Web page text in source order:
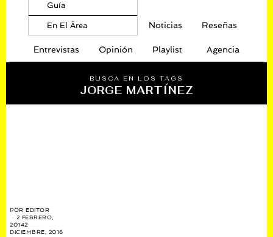
Guía
En El Área Noticias Reseñas
Entrevistas Opinión Playlist Agencia
BUSCA EN LOS TAGS
JORGE MARTÍNEZ
POREDITOR
2 FEBRERO,
20142
DICIEMBRE, 2016